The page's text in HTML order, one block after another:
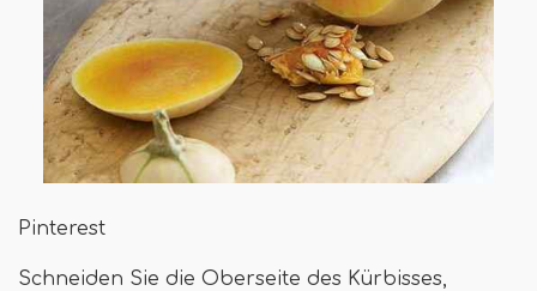
Pinterest
Schneiden Sie die Oberseite des Kürbisses,